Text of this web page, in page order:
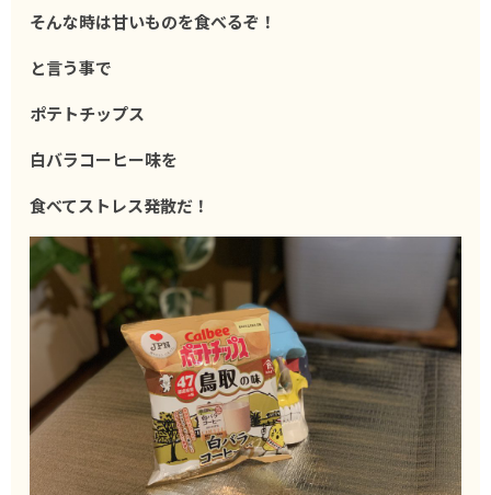
そんな時は甘いものを食べるぞ！
と言う事で
ポテトチップス
白バラコーヒー味を
食べてストレス発散だ！